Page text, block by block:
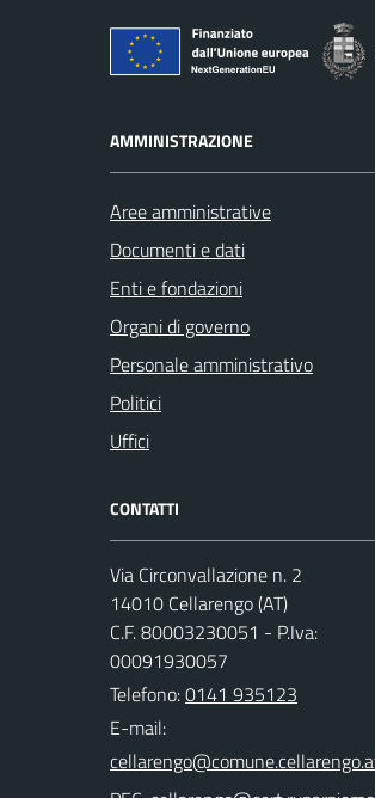
AMMINISTRAZIONE
Aree amministrative
Documenti e dati
Enti e fondazioni
Organi di governo
Personale amministrativo
Politici
Uffici
CONTATTI
Via Circonvallazione n. 2
14010 Cellarengo (AT)
C.F. 80003230051 - P.Iva:
00091930057
Telefono:0141 935123
E-mail: